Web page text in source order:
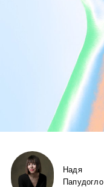
Надя
Папудогло